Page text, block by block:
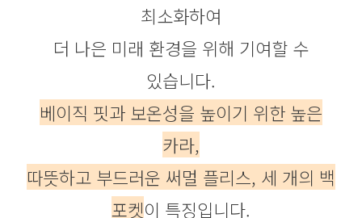
최소화하여
더 나은 미래 환경을 위해 기여할 수
있습니다.
베이직 핏과 보온성을 높이기 위한 높은
카라,
따뜻하고 부드러운 써멀 플리스, 세 개의 백
포켓이 특징입니다.